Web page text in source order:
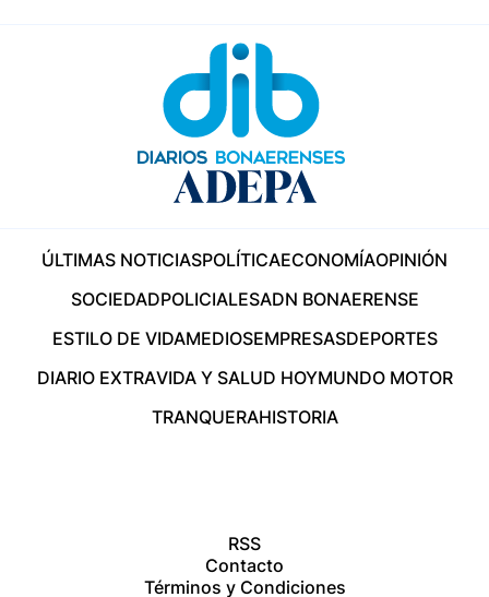
ÚLTIMAS NOTICIASPOLÍTICAECONOMÍAOPINIÓN
SOCIEDADPOLICIALESADN BONAERENSE
ESTILO DE VIDAMEDIOSEMPRESASDEPORTES
DIARIO EXTRAVIDA Y SALUD HOYMUNDO MOTOR
TRANQUERAHISTORIA
RSS
Contacto
Términos y Condiciones